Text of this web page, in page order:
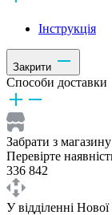
Інструкція
Закрити
Способи доставки
Забрати з
Перевірте
336 842
У відділенні